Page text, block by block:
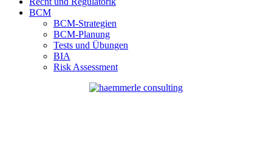
BCM
BCM-Strategien
BCM-Planung
Tests und Übungen
BIA
Risk Assessment